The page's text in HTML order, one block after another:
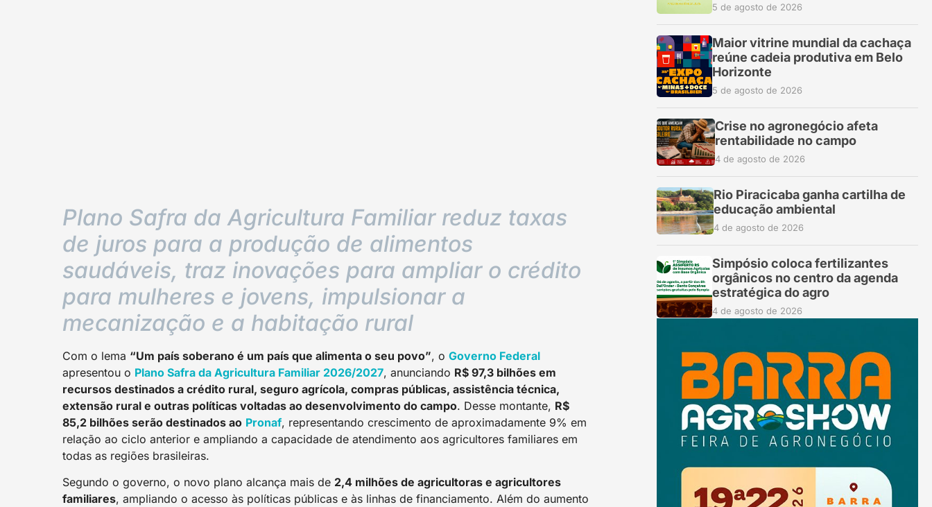
Plano Safra da Agricultura Familiar reduz taxas
de juros para a produção de alimentos
saudáveis, traz inovações para ampliar o crédito
para mulheres e jovens, impulsionar a
mecanização e a habitação rural
Com o lema “Um país soberano é um país que alimenta o seu povo”, o Governo Federal
apresentou o Plano Safra da Agricultura Familiar 2026/2027, anunciando R$ 97,3 bilhões em
recursos destinados a crédito rural, seguro agrícola, compras públicas, assistência técnica,
extensão rural e outras políticas voltadas ao desenvolvimento do campo. Desse montante, R$
85,2 bilhões serão destinados ao Pronaf, representando crescimento de aproximadamente 9% em
relação ao ciclo anterior e ampliando a capacidade de atendimento aos agricultores familiares em
todas as regiões brasileiras.
Segundo o governo, o novo plano alcança mais de 2,4 milhões de agricultoras e agricultores
familiares, ampliando o acesso às políticas públicas e às linhas de financiamento. Além do aumento
5 de agosto de 2026
Maior vitrine mundial da cachaça
reúne cadeia produtiva em Belo
Horizonte
5 de agosto de 2026
Crise no agronegócio afeta
rentabilidade no campo
4 de agosto de 2026
Rio Piracicaba ganha cartilha de
educação ambiental
4 de agosto de 2026
Simpósio coloca fertilizantes
orgânicos no centro da agenda
estratégica do agro
4 de agosto de 2026